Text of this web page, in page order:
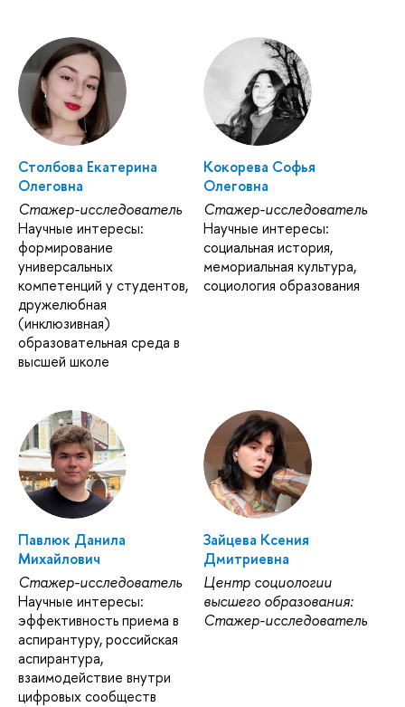
Столбова Екатерина
Олеговна
Стажер-исследователь
Научные интересы:
формирование
универсальных
компетенций у студентов,
дружелюбная
(инклюзивная)
образовательная среда в
высшей школе
Кокорева Софья
Олеговна
Стажер-исследователь
Научные интересы:
социальная история,
мемориальная культура,
социология образования
Павлюк Данила
Михайлович
Стажер-исследователь
Научные интересы:
эффективность приема в
аспирантуру, российская
аспирантура,
взаимодействие внутри
цифровых сообществ
Зайцева Ксения
Дмитриевна
Центр социологии
высшего образования:
Стажер-исследователь